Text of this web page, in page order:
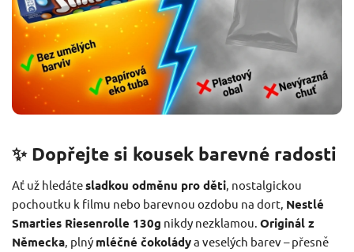
✨ Dopřejte si kousek barevné radosti
Ať už hledátesladkou odměnu pro děti, nostalgickou
pochoutku k filmu nebo barevnou ozdobu na dort, Nestlé
Smarties Riesenrolle 130g nikdy nezklamou. Originál z
Německa, plný mléčné čokoládya veselých barev – přesně